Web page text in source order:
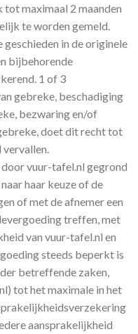
tot maximaal 2 maanden
te worden gemeld.
geschieden in de originele
bijbehorende
1 of 3
gebreke, beschadiging
bezwaring en/of
doet dit recht tot
vervallen.
vuur-tafel.nl gegrond
haar keuze of de
of met de afnemer een
treffen, met
van vuur-tafel.nl en
steeds beperkt is
betreffende zaken,
tot het maximale in het
aansprakelijkheid